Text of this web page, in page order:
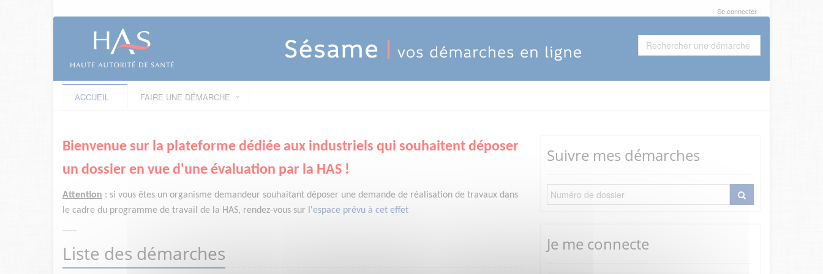
Se connecter
ACCUEIL FAIRE UNE DÉMARCHE
Bienvenue sur la plateforme dédiée aux industriels qui souhaitent déposer
un dossier en vue d'une évaluation par la HAS !
Attention : si vous êtes un organisme demandeur souhaitant déposer une demande de réalisation de travaux dans
le cadre du programme de travail de la HAS, rendez-vous sur l'espace prévu à cet effet
------
Liste des démarches
Suivre mes démarches
Je me connecte